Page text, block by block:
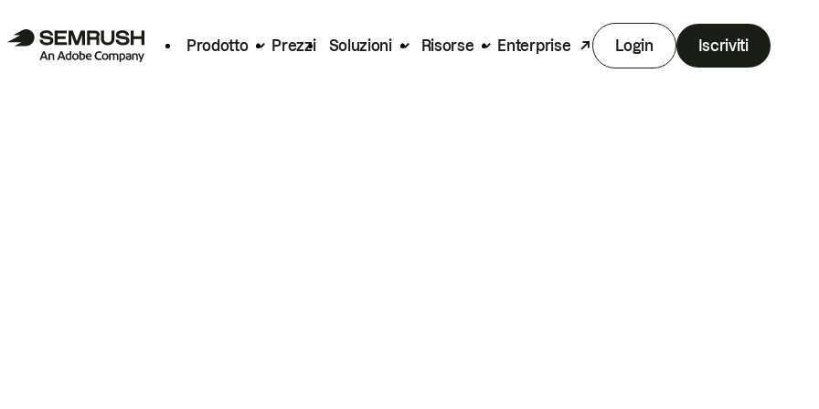
Prodotto Prezzi Soluzioni Risorse Enterprise Login Iscriviti